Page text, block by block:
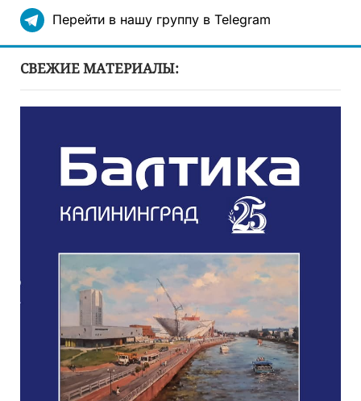
Перейти в нашу группу в Telegram
СВЕЖИЕ МАТЕРИАЛЫ: